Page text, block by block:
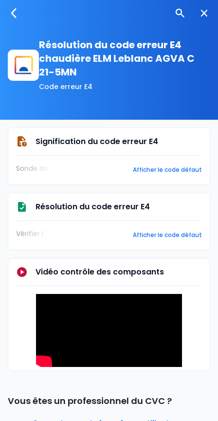
Résolution du code erreur E4
chaudière ELM Leblanc AGVA C
21-5MN
Code erreur E4
Signification du code erreur E4
Sonde de t Afficher le code défaut
Résolution du code erreur E4
Vérifier l Afficher le code défaut
Vidéo contrôle des composants
Vous êtes un professionnel du CVC ?